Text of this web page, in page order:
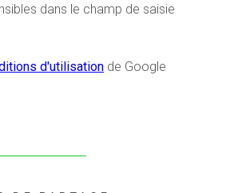
dans le champ de saisie
d'utilisation de Google